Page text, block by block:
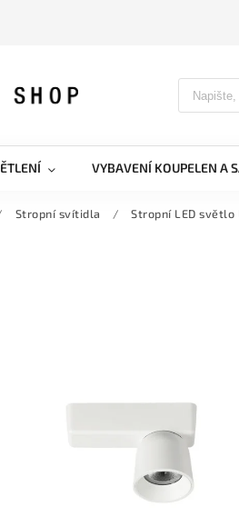
VYBAVENÍ KOUPELEN A
Stropní svítidla / Stropní LED